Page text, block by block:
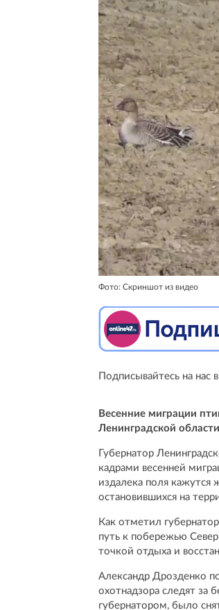
Фото: Скриншот из видео
Подписывайтесь на нас в
Весенние миграции
Ленинградской
Губернатор
кадрами весенней
издалека поля кажутся
остановившихся на
Как отметил
путь к побережью
точкой отдыха и
Александр Дрозденко
охотнадзора следят за
губернатором, было